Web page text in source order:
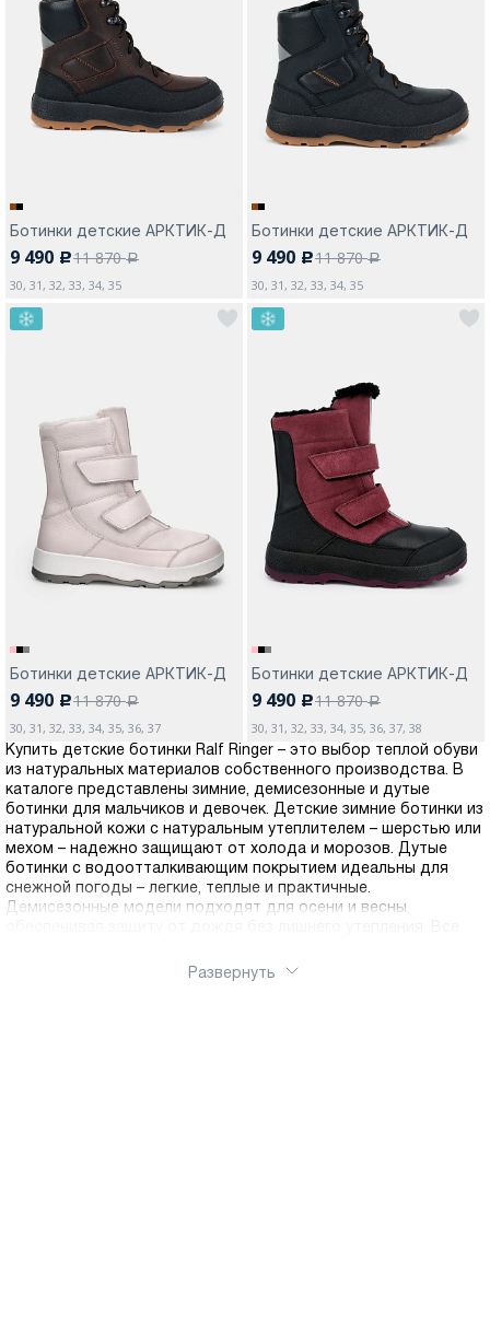
Ботинки детские АРКТИК-Д
9 490 c11 870a
30, 31, 32, 33, 34, 35
Ботинки детские АРКТИК-Д
9 490 c11 870a
30, 31, 32, 33, 34, 35
Ботинки детские АРКТИК-Д
9 490 c11 870a
30, 31, 32, 33, 34, 35, 36, 37
Ботинки детские АРКТИК-Д
9 490 c11 870a
30, 31, 32, 33, 34, 35, 36, 37, 38
Купить детские ботинки Ralf Ringer – это выбор теплой обуви
из натуральных материалов собственного производства. В
каталоге представлены зимние, демисезонные и дутые
ботинки для мальчиков и девочек. Детские зимние ботинки из
натуральной кожи с натуральным утеплителем – шерстью или
мехом – надежно защищают от холода и морозов. Дутые
ботинки с водоотталкивающим покрытием идеальны для
снежной погоды – легкие, теплые и практичные.
Демисезонные модели подходят для осени и весны,
протектором для безопасности на льду и мокром асфальте.
Развернуть